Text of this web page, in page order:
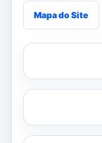
Mapa do Site